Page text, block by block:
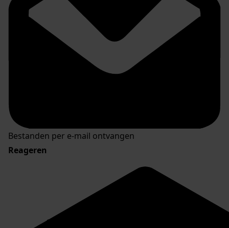
Bestanden per e-mail ontvangen
Reageren